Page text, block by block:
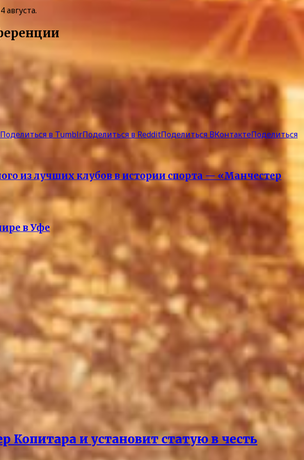
августа.
Поделиться в TumblrПоделиться в RedditПоделиться ВКонтактеПоделиться
из лучших клубов в истории спорта — «Манчестер
в Уфе
и установит статую в честь